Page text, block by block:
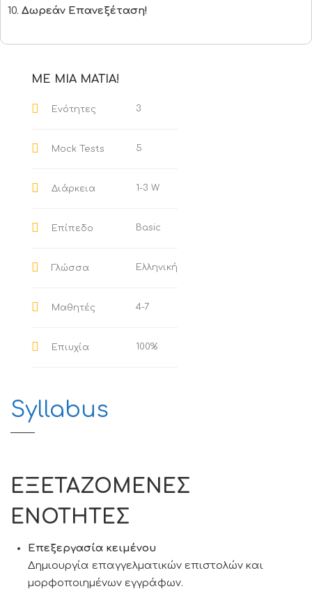
Δωρεάν Επανεξέταση!
ΜΕ ΜΙΑ ΜΑΤΙΑ!
Ενότητες 3
Mock Tests 5
Διάρκεια 1-3 W
Επίπεδο Basic
Γλώσσα Ελληνική
Μαθητές 4-7
Επιυχία 100%
Syllabus
ΕΞΕΤΑΖΟΜΕΝΕΣ
ΕΝΟΤΗΤΕΣ
Επεξεργασία κειμένου
Δημιουργία επαγγελματικών επιστολών και
μορφοποιημένων εγγράφων.